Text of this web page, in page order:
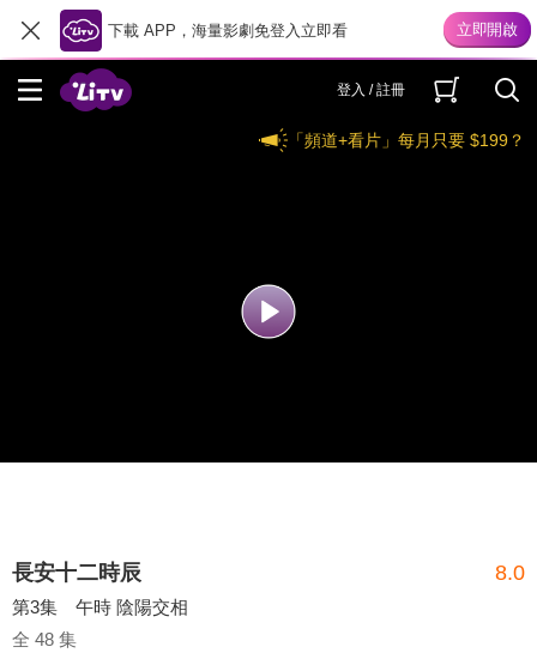
下載 APP，海量影劇免登入立即看
登入 / 註冊
「頻道+看片」每月只要 $199？
長安十二時辰 8.0
第3集 午時 陰陽交相
全 48 集